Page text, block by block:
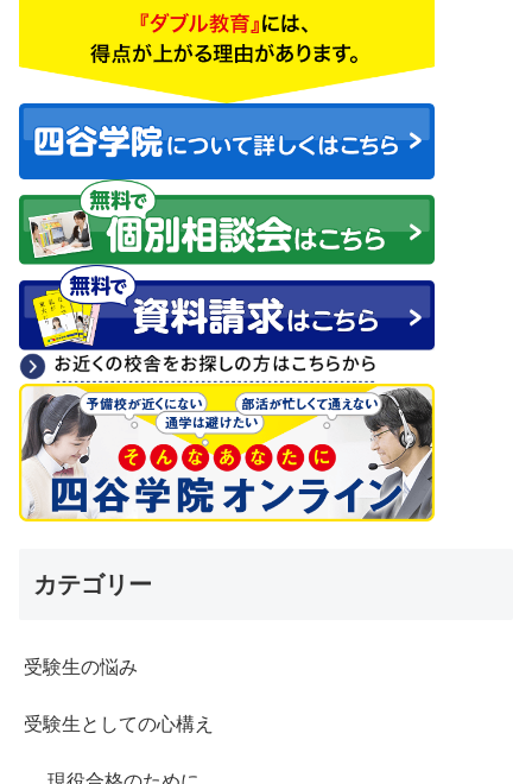
カテゴリー
受験生の悩み
受験生としての心構え